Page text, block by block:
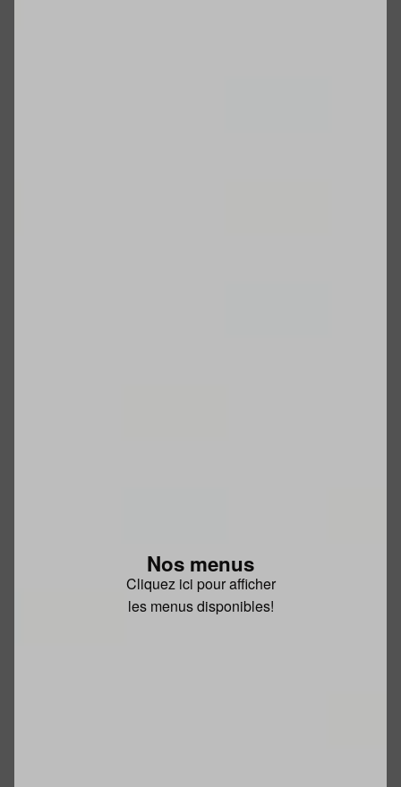
Nos menus
Cliquez ici pour afficher
les menus disponibles!